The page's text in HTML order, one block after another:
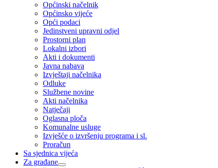
Općinski načelnik
Općinsko vijeće
Opći podaci
Jedinstveni upravni odjel
Prostorni plan
Lokalni izbori
Akti i dokumenti
Javna nabava
Izvještaji načelnika
Odluke
Službene novine
Akti načelnika
Natječaji
Oglasna ploča
Komunalne usluge
Izvješće o izvršenju programa i sl.
Proračun
Sa sjednica vijeća
Za građane